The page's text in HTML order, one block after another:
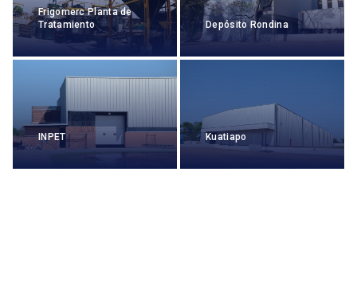
Frigomerc Planta de
Tratamiento
Depósito Rondina
INPET Kuatiapo